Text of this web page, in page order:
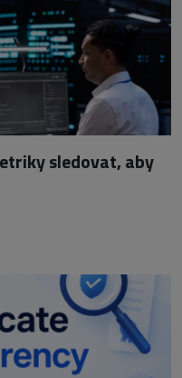
sledovat, aby